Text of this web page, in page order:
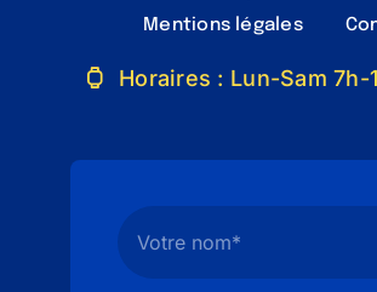
Mentions légales
Horaires : Lun-Sam 7h-